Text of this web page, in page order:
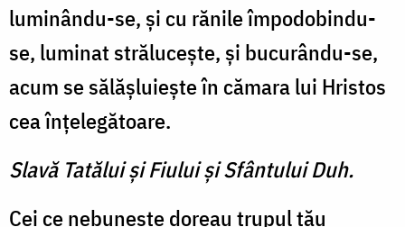
luminându-se, şi cu rănile împodobindu-
se, luminat străluceşte, şi bucurându-se,
acum se sălăşluieşte în cămara lui Hristos
cea înţelegătoare.
Slavă Tatălui şi Fiului şi Sfântului Duh.
Cei ce nebuneşte doreau trupul tău